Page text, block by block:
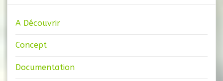
A Découvrir
Concept
Documentation